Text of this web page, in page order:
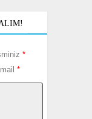
*
*